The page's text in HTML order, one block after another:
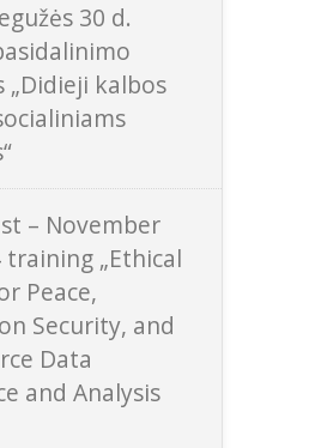
30 d.
„Didieji kalbos
– November
training „Ethical
Peace,
Security, and
Data
and Analysis